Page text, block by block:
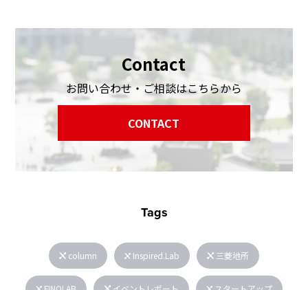
Contact
お問い合わせ・ご相談はこちらから
CONTACT
Tags
column Inspired.Lab 三菱地所